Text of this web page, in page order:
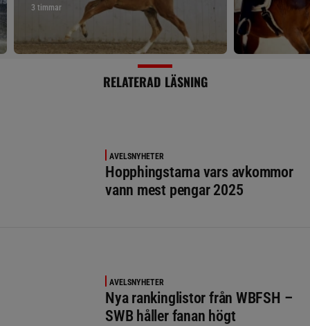
3 timmar
RELATERAD LÄSNING
AVELSNYHETER
Hopphingstarna vars avkommor
vann mest pengar 2025
AVELSNYHETER
Nya rankinglistor från WBFSH –
SWB håller fanan högt